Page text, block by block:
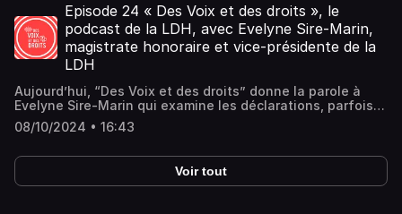
liberté, mineurs isolés, enfants originaires de territoires
ultra-marins, ...; - les causes favorisant la non-
scolarisation : droits fondamentaux non respectés - non
accès à l'eau ou à l’électricité, déchets non collectés,
alimentation carencée - promiscuité, rythme de vie pas
adapté au rythme scolaire, frais de cantine, éloignement
géographique, déménagements fréquents, évacuations
des campements... ; les responsabilités des maires...
lieux de privation de liberté. Elle aborde également
quelques recommandations.
Episode 24 « Des Voix et des droits », le
podcast de la LDH, avec Evelyne Sire-Marin,
magistrate honoraire et vice-présidente de la
LDH
Aujourd’hui, “Des Voix et des droits” donne la parole à
Evelyne Sire-Marin qui examine les déclarations, parfois
contradictoires, du gouvernement Barnier en matière de
droits, de libertés et de justice.
08/10/2024 • 16:43
Voir tout